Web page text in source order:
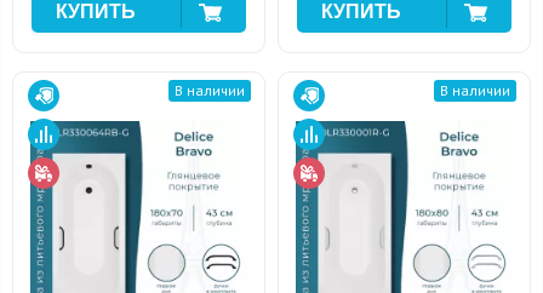
В наличии В наличии